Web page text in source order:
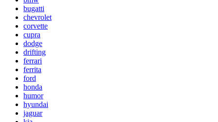
bugatti
chevrolet
corvette
cupra
dodge
drifting
ferrari
ferrita
ford
honda
humor
hyundai
jaguar